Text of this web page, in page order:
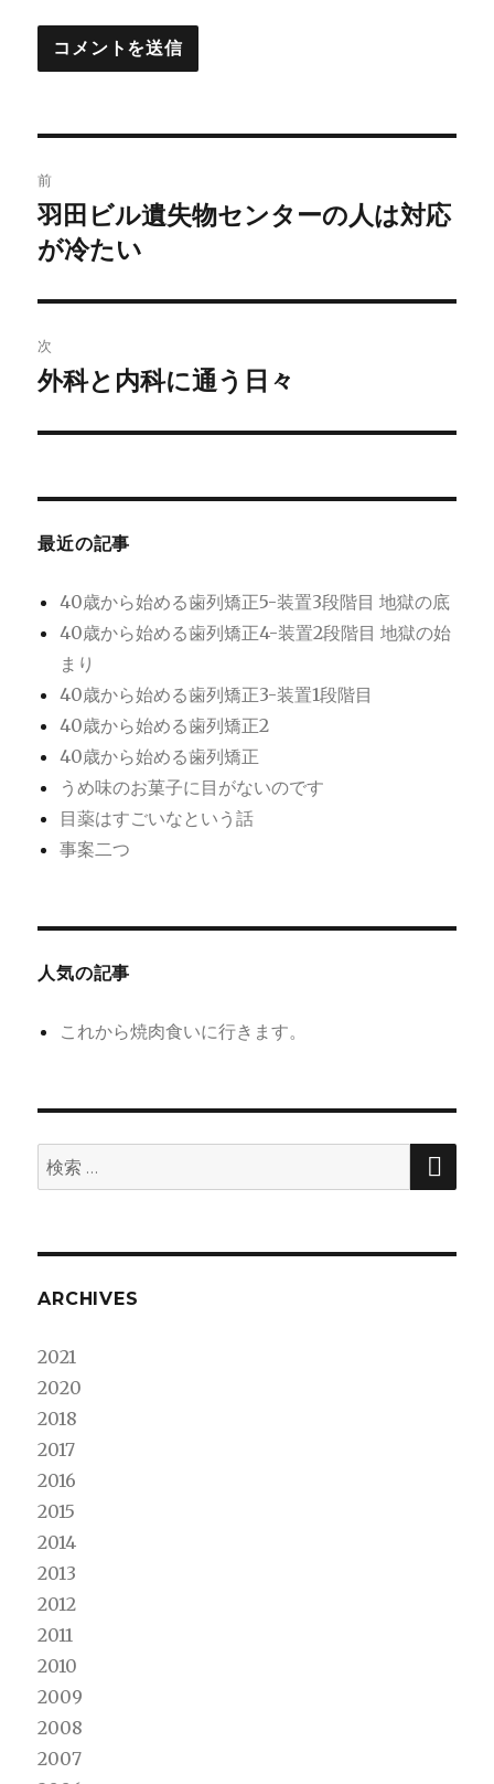
稿
ナ
ビ
ゲ
ー
シ
ン
前
前
の
稿:
羽田ビル遺失物センターの人は対応
が冷たい
次
次
投
外科と内科に通う日々
最近の記事
40歳から始める歯列矯正5-装置3段階目 地獄の底
40歳から始める歯列矯正4-装置2段階目 地獄の始
まり
40歳から始める歯列矯正3-装置1段階目
40歳から始める歯列矯正2
40歳から始める歯列矯正
うめ味のお菓子に目がないのです
目薬はすごいなという話
事案二つ
人気の記事
これから焼肉食いに行きます。
検
索:
検
ARCHIVES
2021
2020
2018
2017
2016
2015
2014
2013
2012
2011
2010
2009
2008
2007